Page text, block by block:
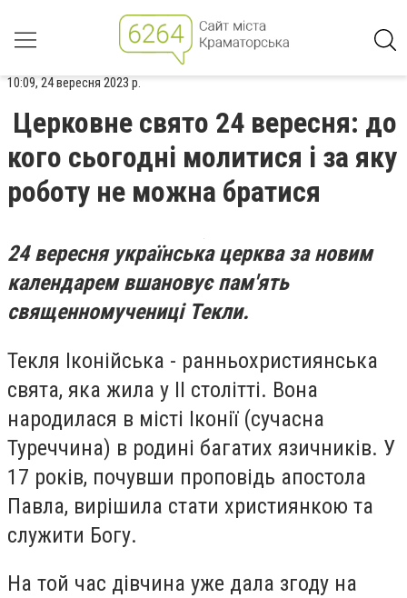
10:09, 24 вересня 2023 р.
Церковне свято 24 вересня: до
кого сьогодні молитися і за яку
роботу не можна братися
24 вересня українська церква за новим
календарем вшановує пам'ять
священномучениці Текли.
Текля Іконійська - ранньохристиянська
свята, яка жила у ІІ столітті. Вона
народилася в місті Іконії (сучасна
Туреччина) в родині багатих язичників. У
17 років, почувши проповідь апостола
Павла, вирішила стати християнкою та
служити Богу.
На той час дівчина уже дала згоду на